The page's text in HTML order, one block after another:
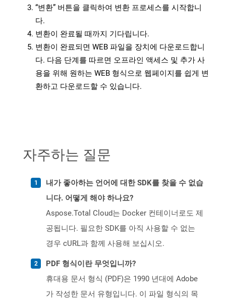
“변환” 버튼을 클릭하여 변환 프로세스를 시작합니
다.
변환이 완료될 때까지 기다립니다.
변환이 완료되면 WEB 파일을 장치에 다운로드합니
다. 다음 단계를 따르면 오프라인 액세스 및 추가 사
용을 위해 원하는 WEB 형식으로 웹페이지를 쉽게 변
환하고 다운로드할 수 있습니다.
자주하는 질문
내가 좋아하는 언어에 대한 SDK를 찾을 수 없습
니다. 어떻게 해야 하나요?
Aspose.Total Cloud는 Docker 컨테이너로도 제
공됩니다. 필요한 SDK를 아직 사용할 수 없는
경우 cURL과 함께 사용해 보십시오.
PDF 형식이란 무엇입니까?
휴대용 문서 형식 (PDF)은 1990 년대에 Adobe
가 작성한 문서 유형입니다. 이 파일 형식의 목